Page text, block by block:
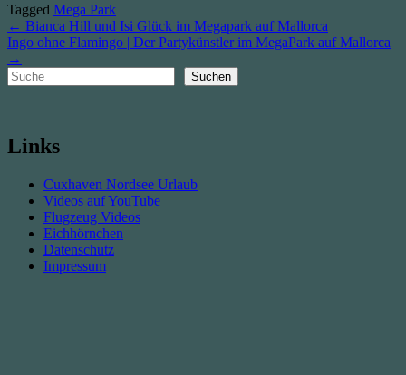
Tagged Mega Park
Beitragsnavigation
← Bianca Hill und Isi Glück im Megapark auf Mallorca
Ingo ohne Flamingo | Der Partykünstler im MegaPark auf Mallorca
→
Suchen
Suchen
Links
Cuxhaven Nordsee Urlaub
Videos auf YouTube
Flugzeug Videos
Eichhörnchen
Datenschutz
Impressum